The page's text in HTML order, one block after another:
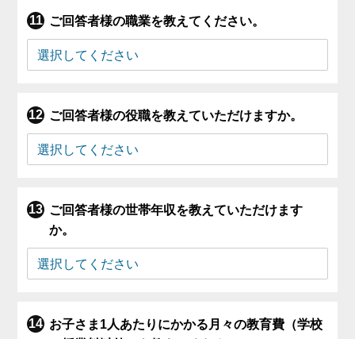
ご回答者様の職業を教えてください。
ご回答者様の役職を教えていただけますか。
ご回答者様の世帯年収を教えていただけます
か。
お子さま1人あたりにかかる月々の教育費（学校